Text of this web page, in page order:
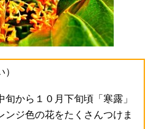
旬から１０月下旬頃「寒露」
ンジ色の花をたくさんつけま